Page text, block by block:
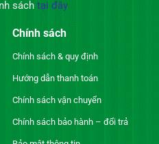
sách tại đây
Chính sách
Chính sách & quy định
Hướng dẫn thanh toán
Chính sách vận chuyển
Chính sách bảo hành – đổi trả